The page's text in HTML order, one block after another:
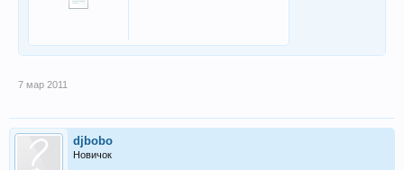
7 мар 2011
djbobo
Новичок